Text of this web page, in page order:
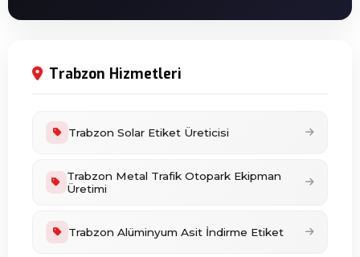
Trabzon Hizmetleri
Trabzon Solar Etiket Üreticisi
Trabzon Metal Trafik Otopark Ekipman
Üretimi
Trabzon Alüminyum Asit İndirme Etiket